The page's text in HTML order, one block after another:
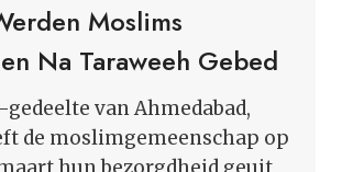
Moslims
Na Taraweeh Gebed
van Ahmedabad,
de moslimgemeenschap op